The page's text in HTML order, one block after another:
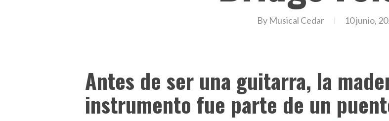
By Musical Cedar 10 junio,
Antes de ser una guitarra, la
instrumento fue parte de un